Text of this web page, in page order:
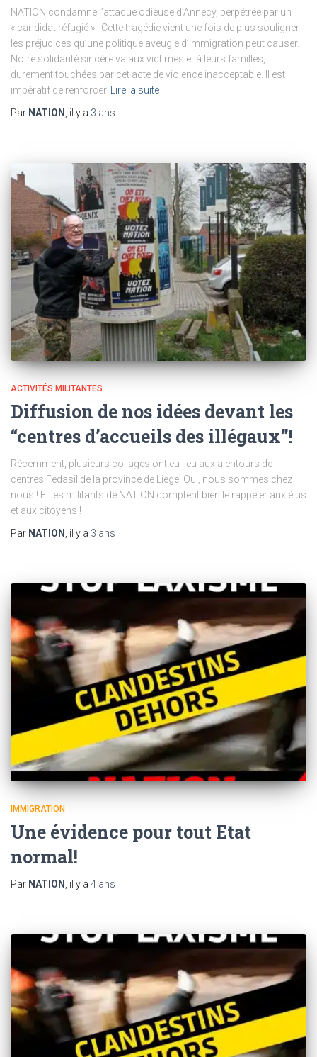
NATION condamne l’attaque odieuse d’Annecy, perpétrée par un
« candidat réfugié » ! Cette tragédie vient une fois de plus souligner
les préjudices qu’une politique aveugle d’immigration peut causer.
Notre solidarité sincère va aux victimes et à leurs familles,
durement touchées par cet acte de violence inacceptable. Il est
impératif de renforcer Lire la suite
Par NATION , il y a 3 ans
ACTIVITÉS MILITANTES
Diffusion de nos idées devant les
“centres d’accueils des illégaux”!
Récemment, plusieurs collages ont eu lieu aux alentours de
centres Fedasil de la province de Liège. Oui, nous sommes chez
nous ! Et les militants de NATION comptent bien le rappeler aux élus
et aux citoyens !
Par NATION , il y a 3 ans
IMMIGRATION
Une évidence pour tout Etat
normal!
Par NATION , il y a 4 ans